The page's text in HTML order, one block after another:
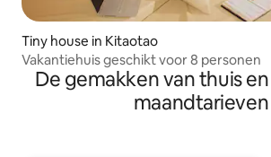
Tiny house in Kitaotao
Vakantiehuis geschikt voor 8 personen
De gemakken van thuis
maandtarieven